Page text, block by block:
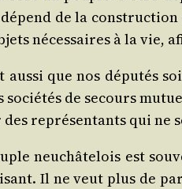
de la
néces­saires à la vie,
aus­si que nos dépu­tés
socié­tés de secours
repré­sen­tants qui ne
neu­châ­te­lois est
Il ne veut plus de